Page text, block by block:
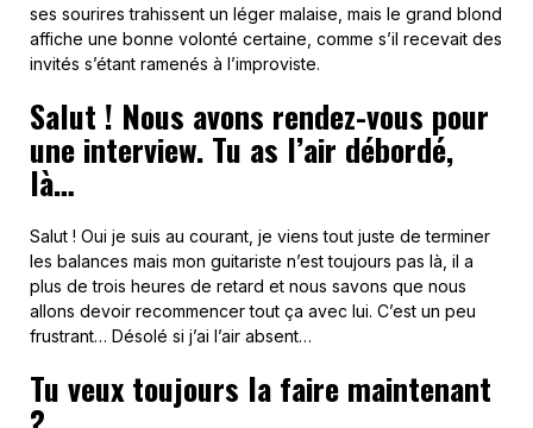
ses sourires trahissent un léger malaise, mais le grand blond
affiche une bonne volonté certaine, comme s’il recevait des
invités s’étant ramenés à l’improviste.
Salut ! Nous avons rendez-vous pour
une interview. Tu as l’air débordé,
là…
Salut ! Oui je suis au courant, je viens tout juste de terminer
les balances mais mon guitariste n’est toujours pas là, il a
plus de trois heures de retard et nous savons que nous
allons devoir recommencer tout ça avec lui. C’est un peu
frustrant… Désolé si j’ai l’air absent…
Tu veux toujours la faire maintenant